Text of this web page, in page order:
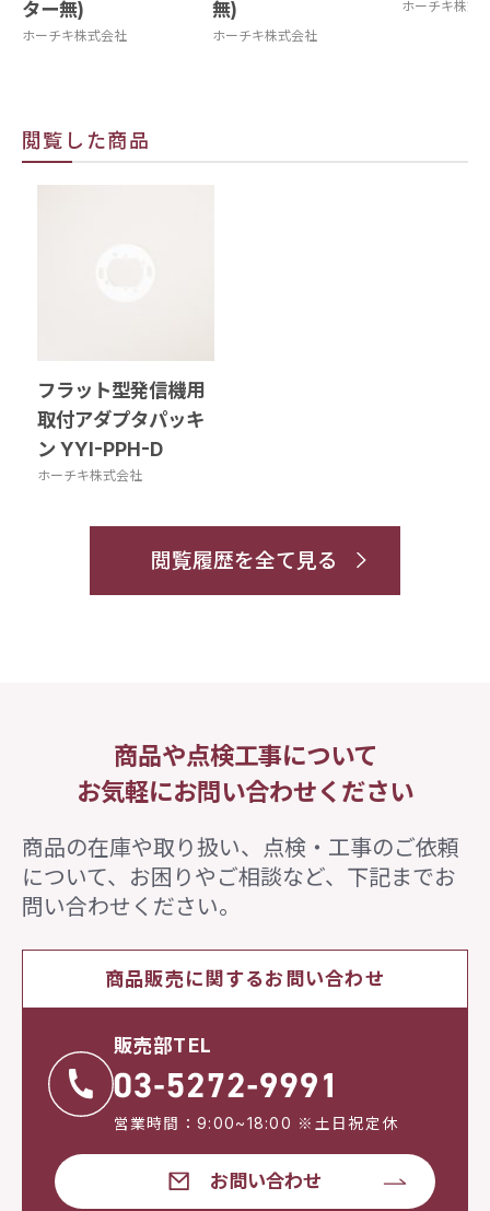
ター無)
ホーチキ株式会社
無)
ホーチキ株式会社
ホーチキ株式
閲覧した商品
フラット型発信機用
取付アダプタパッキ
ン YYI-PPH-D
ホーチキ株式会社
閲覧履歴を全て見る
商品や点検工事について
お気軽にお問い合わせください
商品の在庫や取り扱い、点検・工事のご依頼
について、 お困りやご相談など、下記までお
問い合わせください。
商品販売に関するお問い合わせ
販売部TEL
営業時間：9:00~18:00 ※土日祝定休
お問い合わせ